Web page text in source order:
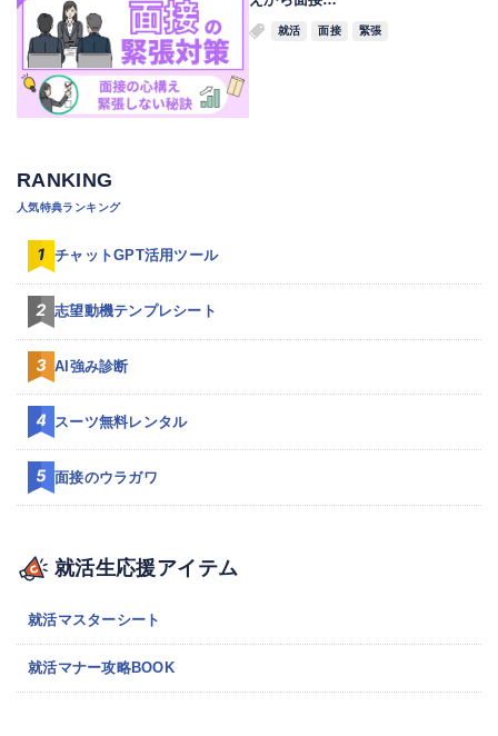
就活 面接 緊張
RANKING
人気特典ランキング
チャットGPT活用ツール
志望動機テンプレシート
AI強み診断
スーツ無料レンタル
面接のウラガワ
就活生応援アイテム
就活マスターシート
就活マナー攻略BOOK